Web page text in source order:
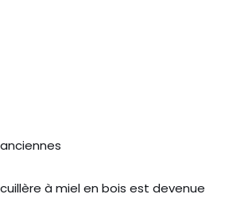
à miel en bois est devenue